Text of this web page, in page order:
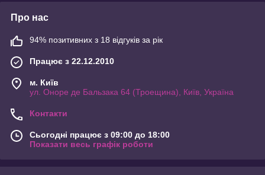
Про нас
94% позитивних з 18 відгуків за рік
Працює з 22.12.2010
м. Київ
ул. Оноре де Бальзака 64 (Троещина), Київ, Україна
Контакти
Сьогодні працює з 09:00 до 18:00
Показати весь графік роботи